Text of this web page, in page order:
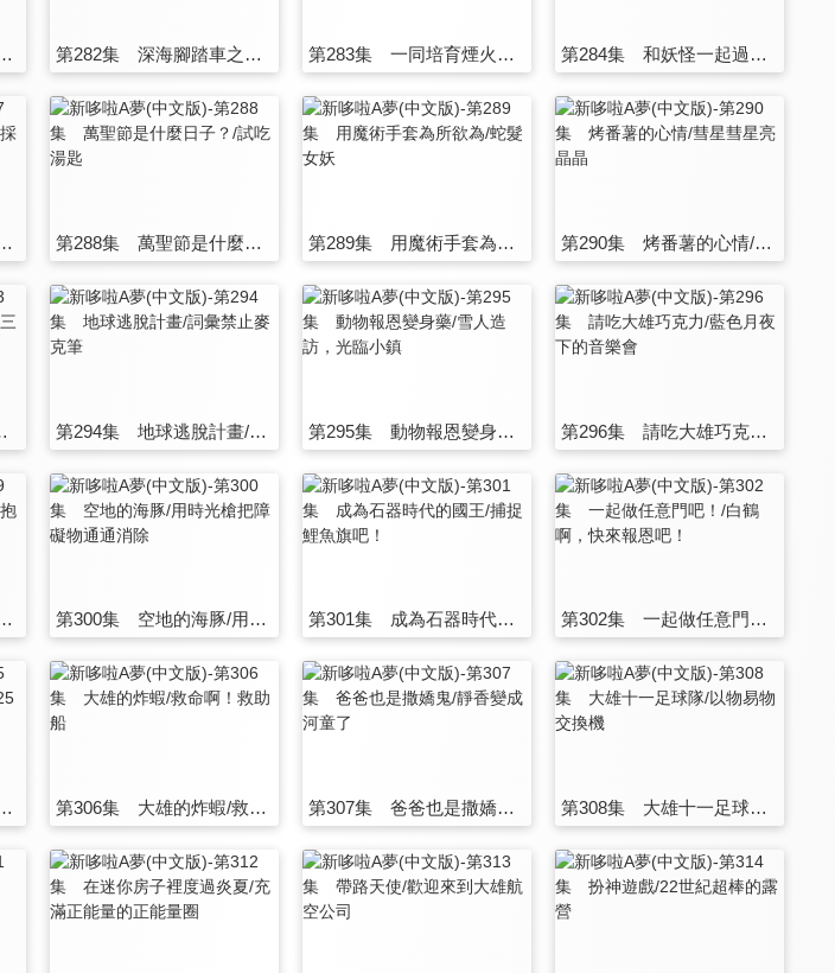
成冰棒/決心混凝土 第282集 深海腳踏車之旅/大雄的整人錄影機 第283集 一同培育煙火吧！/分身鎚子 第284集 和妖怪一起過暑假/形狀凝固燈
火車/在假山中採松茸 第288集 萬聖節是什麼日子？/試吃湯匙 第289集 用魔術手套為所欲為/蛇髮女妖 第290集 烤番薯的心情/彗星彗星亮晶晶
四角形恐懼症 第294集 地球逃脫計畫/詞彙禁止麥克筆 第295集 動物報恩變身藥/雪人造訪，光臨小鎮 第296集 請吃大雄巧克力/藍色月夜下的音樂會
/考試前的臨時抱佛腳 第300集 空地的海豚/用時光槍把障礙物通通消除 第301集 成為石器時代的國王/捕捉鯉魚旗吧！ 第302集 一起做任意門吧！/白鶴啊，快來報恩吧！
的100分，25年後的大事件 第306集 大雄的炸蝦/救命啊！救助船 第307集 爸爸也是撒嬌鬼/靜香變成河童了 第308集 大雄十一足球隊/以物易物交換機